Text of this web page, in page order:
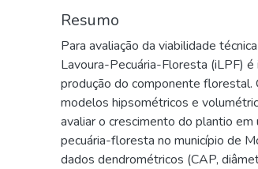
Resumo
Para avaliação da viabilidade
Lavoura-Pecuária-Floresta (iLPF)
produção do componente
modelos hipsométricos e
avaliar o crescimento do plantio
pecuária-floresta no município de
dados dendrométricos (CAP,